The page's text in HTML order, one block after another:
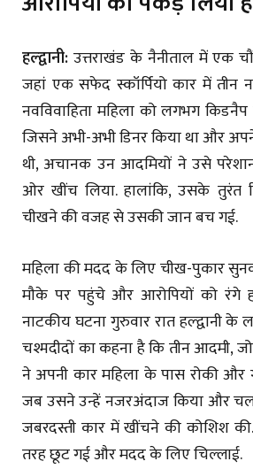
हल्द्वानी: उत्तराखंड के नैनीताल में एक
जहां एक सफेद स्कॉर्पियो कार में
नवविवाहिता महिला को लगभग
जिसने अभी-अभी डिनर किया था और
थी, अचानक उन आदमियों ने उसे
ओर खींच लिया. हालांकि, उसके
चीखने की वजह से उसकी जान बच गई.
महिला की मदद के लिए चीख-पुकार
मौके पर पहुंचे और आरोपियों को रंगे
नाटकीय घटना गुरुवार रात हल्द्वानी
चश्मदीदों का कहना है कि तीन आदमी,
ने अपनी कार महिला के पास रोकी
जब उसने उन्हें नजरअंदाज किया और
जबरदस्ती कार में खींचने की कोशिश
तरह छूट गई और मदद के लिए चिल्लाई.